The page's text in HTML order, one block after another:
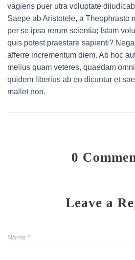
vagiens puer utra voluptate
Saepe ab Aristotele, a Theophrasto
per se ipsa rerum scientia; Istam
quis potest praestare sapienti?
afferre incrementum diem. Ab hoc
melius quam veteres, quaedam
quidem liberius ab eo dicuntur et
mallet non.
0
Leave a
Name *